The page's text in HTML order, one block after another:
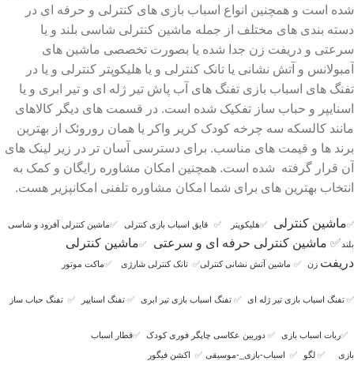
شده است و همچنین انواع اسباب بازی های کنترلی و حرفه ای در
دسته بندی های مختلف از جمله ماشین کنترلی شاسی بلند و یا
سرعتی و دریفت زن جدا شده یا بصورت تخصصی ماشین های
آمبولانس و آتش نشانی یا تانک کنترلی و یا هلیکوپتر کنترلی و یا در
تفنگ های اسباب بازی تفنگ های آب پاش تیر ژله ای و تیر ابری و یا
اسنایپر و حباب ساز تفکیک شده است. در قسمت های دیگر کالاهای
مانند کالسکه سه چرخه کودک کریر واکر یا همان روروئک از بهترین
برند ها و قیمت های مناسب. برای دسترسی آسان تر در زیر لینک های
آن قرار گرفته شده است. همچنین امکان مشاوره رایگان و کمک به
انتخاب بهترین های برای شما امکان مشاوره تلفنی امکانپزیر هست.
✅ماشین کنترلی ✅هلیکوپتر ✅ قایق اسباب بازی کنترلی ✅ماشین کنترلی آفرود و شاسی
بلند ✅ ماشین کنترلی حرفه ای و سرعتی ✅ماشین کنترلی
دریفت زن ✅ ماشین آتش نشانی کنترلی✅ تانک کنترلی شارژی ✅ماکت موتور
✅ تفنگ اسباب بازی تیر ژله ای ✅ تفنگ اسباب بازی تیر ابری ✅ تفنگ اسنایپر ✅ تفنگ حباب ساز
✅ربات اسباب بازی ✅ دوربین عکاسی چاپگر فوری کودک ✅قطار اسباب
بازی ✅ لگو ✅ اسباب-بازی_-موسیقی ✅ اکشن فیگور